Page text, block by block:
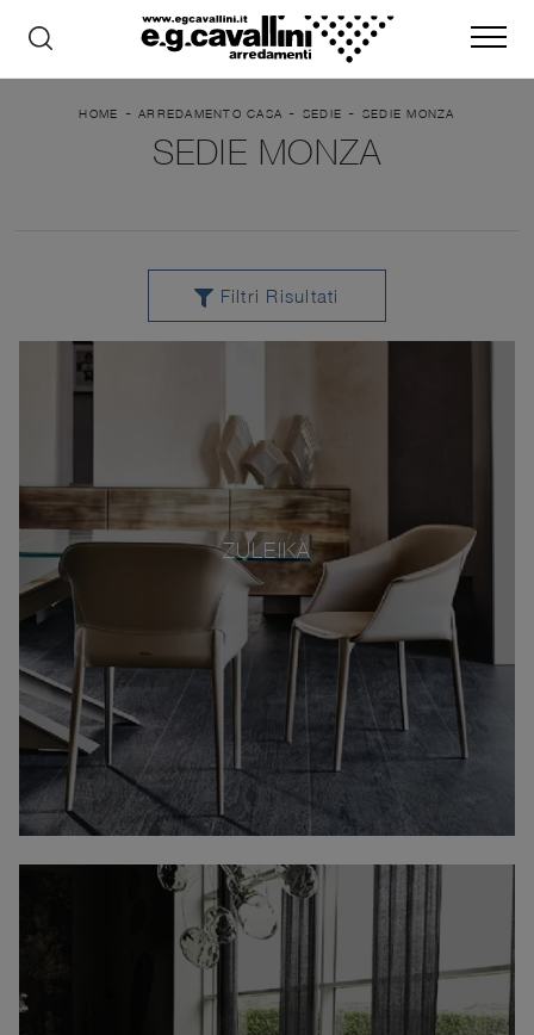
HOME -ARREDAMENTO CASA - SEDIE - SEDIE MONZA
SEDIE MONZA
Filtri Risultati
ZULEIKA